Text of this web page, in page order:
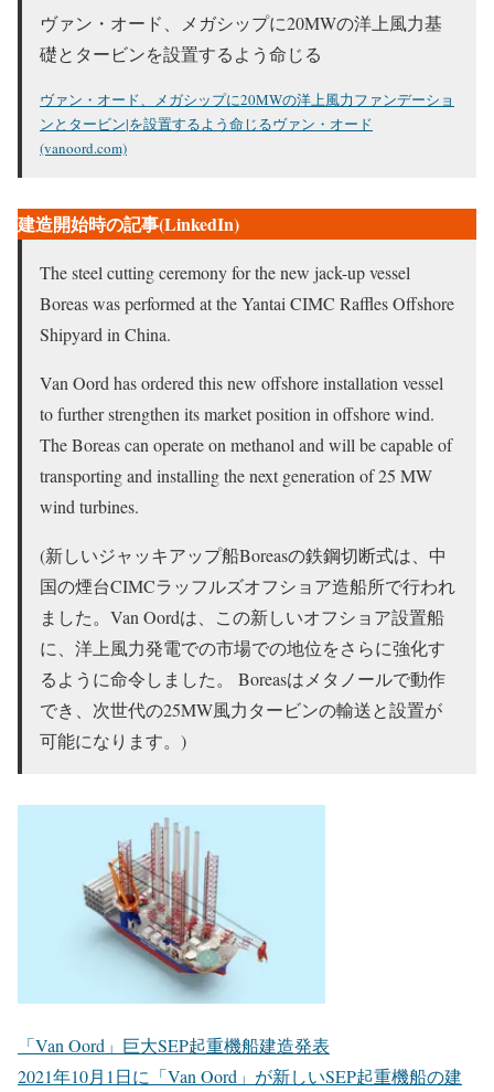
ヴァン・オード、メガシップに20MWの洋上風力基
礎とタービンを設置するよう命じる
ヴァン・オード、メガシップに20MWの洋上風力ファンデーショ
ンとタービン|を設置するよう命じるヴァン・オード
(vanoord.com)
建造開始時の記事(LinkedIn)
The steel cutting ceremony for the new jack-up vessel
Boreas was performed at the Yantai CIMC Raffles Offshore
Shipyard in China.
Van Oord has ordered this new offshore installation vessel
to further strengthen its market position in offshore wind.
The Boreas can operate on methanol and will be capable of
transporting and installing the next generation of 25 MW
wind turbines.
(新しいジャッキアップ船Boreasの鉄鋼切断式は、中
国の煙台CIMCラッフルズオフショア造船所で行われ
ました。Van Oordは、この新しいオフショア設置船
に、洋上風力発電での市場での地位をさらに強化す
るように命令しました。 Boreasはメタノールで動作
でき、次世代の25MW風力タービンの輸送と設置が
可能になります。)
「Van Oord」巨大SEP起重機船建造発表
2021年10月1日に「Van Oord」が新しいSEP起重機船の建